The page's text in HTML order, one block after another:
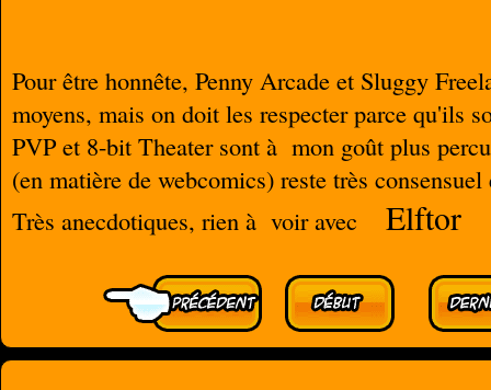
Pour être honnête, Penny Arcade et Sluggy
moyens, mais on doit les respecter parce qu'ils
PVP et 8-bit Theater sont à mon goût plus
(en matière de webcomics) reste très
Très anecdotiques, rien à voir avec
Elftor